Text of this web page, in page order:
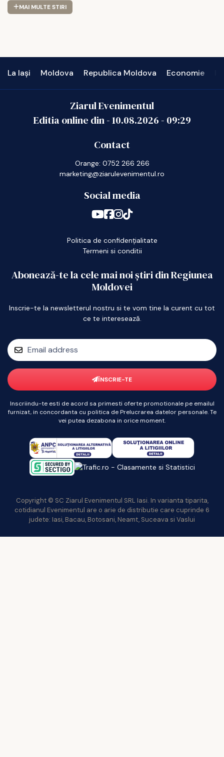
MAI MULTE STIRI
La Iași Moldova Republica Moldova Economie
Ziarul Evenimentul
Editia online din -10.08.2026- 09:29
Contact
Orange: 0752 266 266
marketing@ziarulevenimentul.ro
Social media
Politica de confidențialitate
Termeni si conditii
Abonează-te la cele mai noi știri din Regiunea
Moldovei
Inscrie-te la newsletterul nostru si te vom tine la curent cu tot
ce te interesează.
ÎNSCRIE-TE
Inscriindu-te esti de acord sa primesti oferte promotionale pe emailul
furnizat, in concordanta cu politica de Prelucrarea datelor personale. Te
vei putea dezabona in orice moment.
Copyright © SC Ziarul Evenimentul SRL Iasi. In varianta tiparita,
cotidianul Evenimentul are o arie de distributie care cuprinde 6
judete: Iasi, Bacau, Botosani, Neamt, Suceava si Vaslui